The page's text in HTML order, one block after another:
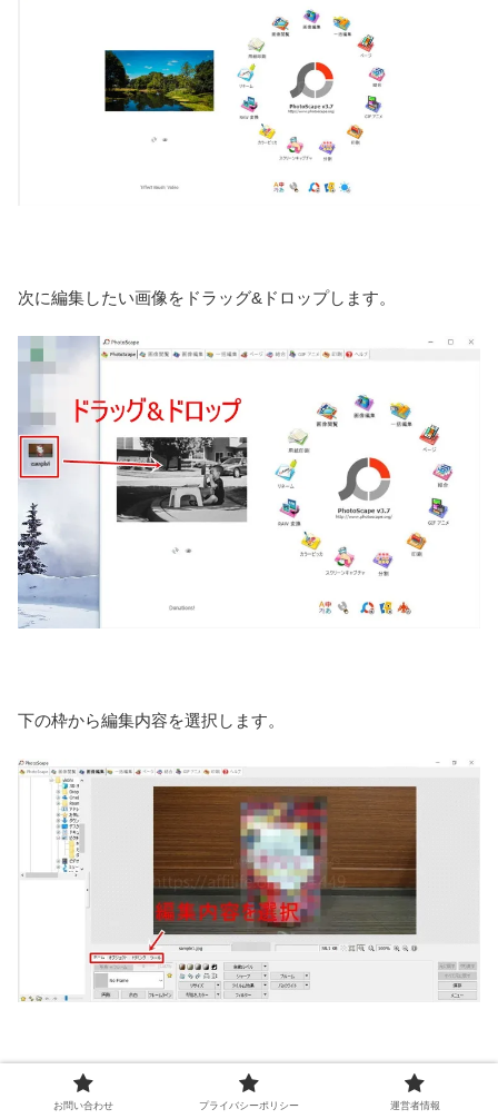
次に編集したい画像をドラッグ&ドロップします。
下の枠から編集内容を選択します。
あとは自由自在。
お問い合わせ プライバシーポリシー 運営者情報